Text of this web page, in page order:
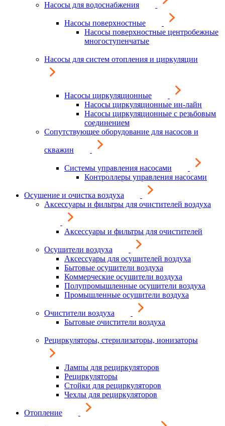
Насосы для водоснабжения
Насосы поверхностные
Насосы поверхностные центробежные
многоступенчатые
Насосы для систем отопления и циркуляции
Насосы циркуляционные
Насосы циркуляционные ин-лайн
Насосы циркуляционные с резьбовым
соединением
Сопутствующее оборудование для насосов и
скважин
Системы управления насосами
Контроллеры управления насосами
Осушение и очистка воздуха
Аксессуары и фильтры для очистителей воздуха
Аксессуары и фильтры для очистителей
Осушители воздуха
Аксессуары для осушителей воздуха
Бытовые осушители воздуха
Коммерческие осушители воздуха
Полупромышленные осушители воздуха
Промышленные осушители воздуха
Очистители воздуха
Бытовые очистители воздуха
Рециркуляторы, стерилизаторы, ионизаторы
Лампы для рециркуляторов
Рециркуляторы
Стойки для рециркуляторов
Чехлы для рециркуляторов
Отопление